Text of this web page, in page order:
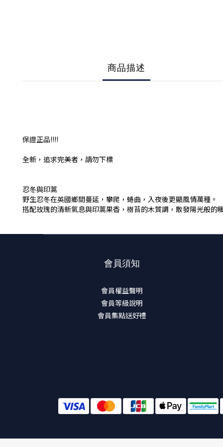
商品描述
保證正品!!!!
全新，追求完美者，請勿下標
忍冬與印蒿
野生忍冬在英國鄉間蔓延，攀爬，蜷曲，入夜後更顯風情萬種。
搭配玫瑰的清新氣息與印蒿果香，樹苔的木質調，散發陽光般的
會員須知
會員權益聲明
會員等級說明
會員集點送好禮